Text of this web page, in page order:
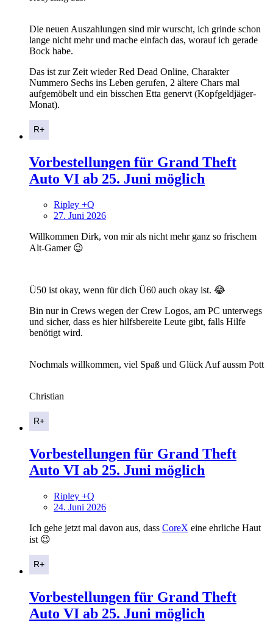
Die neuen Auszahlungen sind mir wurscht, ich grinde schon
lange nicht mehr und mache einfach das, worauf ich gerade
Bock habe.
Das ist zur Zeit wieder Red Dead Online, Charakter
Nummero Sechs ins Leben gerufen, 2 ältere Chars mal
aufgemöbelt und ein bisschen Etta genervt (Kopfgeldjäger-
Monat).
Vorbestellungen für Grand Theft
Auto VI ab 25. Juni möglich
Ripley +Q
27. Juni 2026
Willkommen Dirk, von mir als nicht mehr ganz so frischem
Alt-Gamer 😉
Ü50 ist okay, wenn für dich Ü60 auch okay ist. 😂
Bin nur in Crews wegen der Crew Logos, am PC unterwegs
und sicher, dass es hier hilfsbereite Leute gibt, falls Hilfe
benötigt wird.
Nochmals willkommen, viel Spaß und Glück Auf aussm Pott
Christian
Vorbestellungen für Grand Theft
Auto VI ab 25. Juni möglich
Ripley +Q
24. Juni 2026
Ich gehe jetzt mal davon aus, dass CoreX eine ehrliche Haut
ist 😉
Vorbestellungen für Grand Theft
Auto VI ab 25. Juni möglich